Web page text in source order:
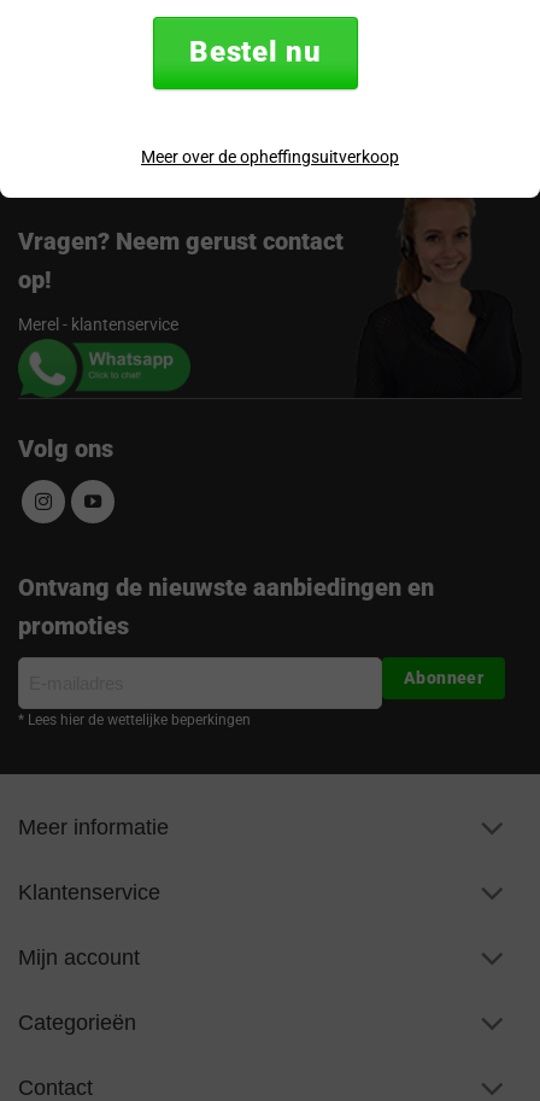
Verzending & retourneren
Vragen? Neem gerust contact
op!
Merel - klantenservice
Volg ons
Ontvang de nieuwste aanbiedingen en
promoties
mailadres
* Lees hier de wettelijke beperkingen
Abonneer
Meer informatie
Klantenservice
Mijn account
Categorieën
Contact
Bestel nu
Meer over de opheffingsuitverkoop